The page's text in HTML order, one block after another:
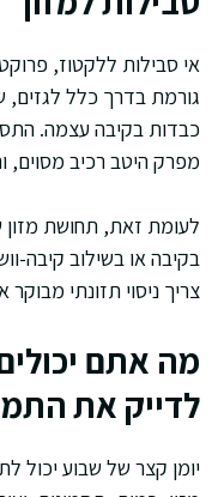
אי סבילות ללקטוז,
גורמת בדרך כלל לגזים,
כבדות בקיבה עצמה.
מפרק היטב רכיב מסוים,
לעומת זאת, תחושת מזון
בקיבה או בשילוב קיבה-
צריך ניסוי תזונתי מבוקר
מה אתם
לדייק את
יומן קצר של שבוע יכול